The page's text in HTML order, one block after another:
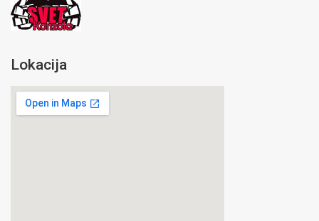
Lokacija